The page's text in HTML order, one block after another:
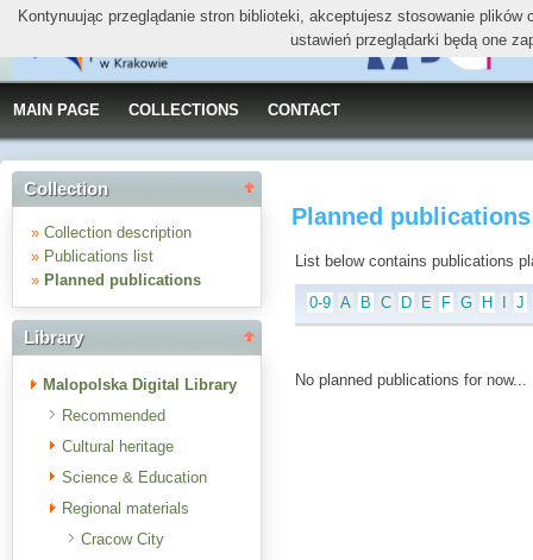
MAIN PAGE COLLECTIONS CONTACT
Collection
» Collection description
» Publications list
» Planned publications
Library
Malopolska Digital Library
Recommended
Cultural heritage
Science & Education
Regional materials
Cracow City
Planned
List below contains publications
0-9 A B C D E F G H J
No planned publications for now...
Kontynuując przeglądanie stron biblioteki, akceptujesz stosowanie
ustawień przeglądarki będą one